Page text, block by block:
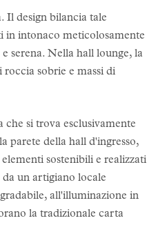
Il design bilancia tale
in intonaco meticolosamente
serena. Nella hall lounge, la
sobrie e massi di
si trova esclusivamente
parete della hall d'ingresso,
sostenibili e realizzati
un artigiano locale
all'illuminazione in
la tradizionale carta